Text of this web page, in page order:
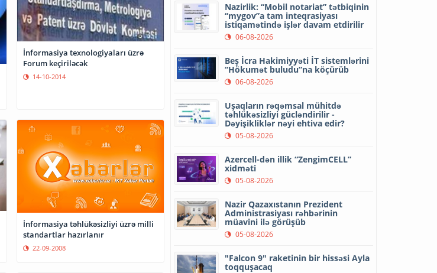
İnformasiya texnologiyaları üzrə
Forum keçiriləcək
14-10-2014
İnformasiya təhlükəsizliyi üzrə milli
standartlar hazırlanır
22-09-2008
Nazirlik: “Mobil notariat” tətbiqinin
“mygov”a tam inteqrasiyası
istiqamətində işlər davam etdirilir
06-08-2026
Beş İcra Hakimiyyəti İT sistemlərini
“Hökumət buludu”na köçürüb
06-08-2026
Uşaqların rəqəmsal mühitdə
təhlükəsizliyi gücləndirilir -
Dəyişikliklər nəyi ehtiva edir?
05-08-2026
Azercell-dən illik “ZengimCELL”
xidməti
05-08-2026
Nazir Qazaxıstanın Prezident
Administrasiyası rəhbərinin
müavini ilə görüşüb
05-08-2026
"Falcon 9" raketinin bir hissəsi Ayla
toqquşacaq